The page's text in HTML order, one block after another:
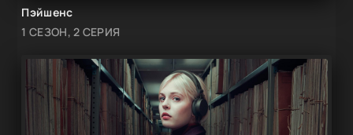
Пэйшенс
1 СЕЗОН, 2 СЕРИЯ